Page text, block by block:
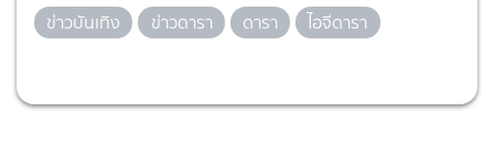
ข่าวบันเทิง ข่าวดารา ดารา ไอจีดารา